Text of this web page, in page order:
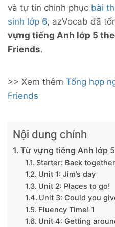
và tự tin chinh phục bài
sinh lớp 6, azVocab đã
vựng tiếng Anh lớp 5
Friends.
>> Xem thêm Tổng hợp
Friends
Nội dung chính
Từ vựng tiếng Anh lớp
Starter: Back
Unit 1: Jim’s day
Unit 2: Places to go!
Unit 3: Could you
Fluency Time! 1
Unit 4: Getting